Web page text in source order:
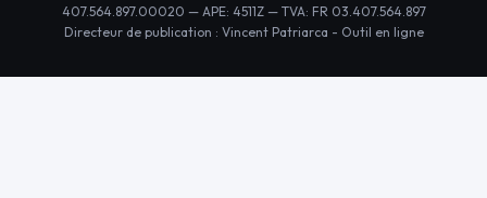
407.564.897.00020 — APE: 4511Z — TVA: FR 03.407.564.897
Directeur de publication : Vincent Patriarca - Outil en ligne